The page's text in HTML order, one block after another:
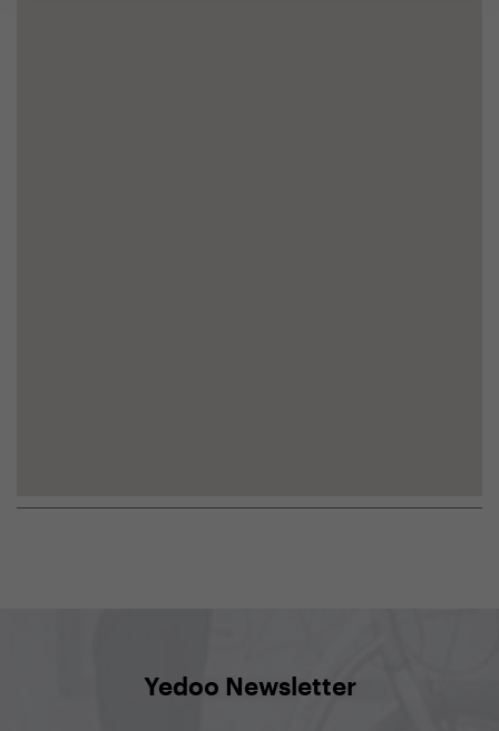
Yedoo Newsletter